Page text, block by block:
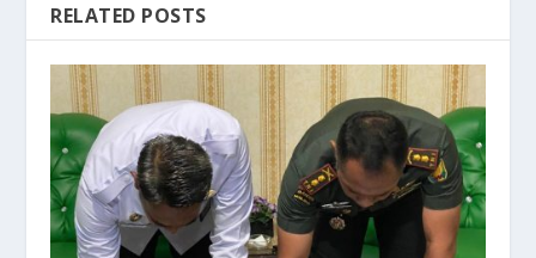
RELATED POSTS